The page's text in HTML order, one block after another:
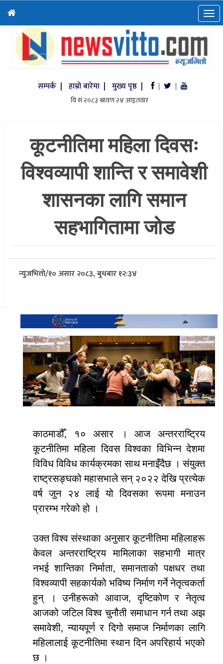
सम्पर्क | हाम्रो बारेमा | मुख्य पृष्ठ | | |
कूटनीतिमा महिला दिवसः
विश्वव्यापी शान्ति र समावेशी
शासनका लागि समान
सहभागितामा जोड
न्युजभित्तो/१० असार २०८३, बुधबार १२:३४
काठमाडौँ, १० असार । आज अन्तरराष्ट्रिय
कूटनीतिमा महिला दिवस विश्वका विभिन्न देशमा
विविध विविध कार्यक्रमका साथ मनाइँदैछ । संयुक्त
राष्ट्रसङ्घको महासभाले सन् २०२२ देखि प्रत्येक
वर्ष जुन २४ लाई यो दिवसका रूपमा मनाउन
प्रारम्भ गरेको हो ।
उक्त विश्व संस्थाका अनुसार कूटनीतिमा महिलाहरू
केवल अन्तरराष्ट्रिय मामिलाका सहभागी मात्र
नभई शान्तिका निर्माता, समानताको पक्षधर तथा
विश्वव्यापी सहकार्यको भविष्य निर्माण गर्ने नेतृत्वकर्ता
हुन् । उनीहरूको आवाज, दृष्टिकोण र नेतृत्व
आजको जटिल विश्व चुनौती समाधान गर्न तथा अझ
समावेशी, न्यायपूर्ण र दिगो समाज निर्माणका लागि
महिलालाई कूटनीतिमा स्थान दिन अपरिहार्य भएको
छ ।